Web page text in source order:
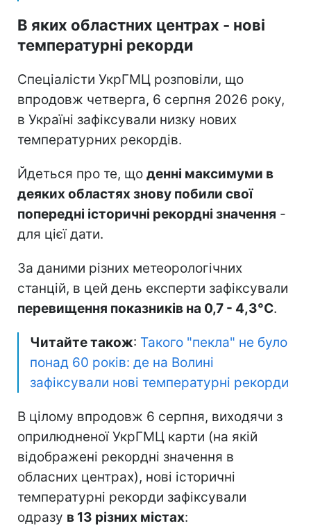
В яких областних центрах - нові
температурні рекорди
Спеціалісти УкрГМЦ розповіли, що
впродовж четверга, 6 серпня 2026 року,
в Україні зафіксували низку нових
температурних рекордів.
Йдеться про те, що денні максимуми в
деяких областях знову побили свої
попередні історичні рекордні значення -
для цієї дати.
За даними різних метеорологічних
станцій, в цей день експерти зафіксували
перевищення показників на 0,7 - 4,3°C.
Читайте також: Такого "пекла" не було
понад 60 років: де на Волині
зафіксували нові температурні рекорди
В цілому впродовж 6 серпня, виходячи з
оприлюдненої УкрГМЦ карти (на якій
відображені рекордні значення в
обласних центрах), нові історичні
температурні рекорди зафіксували
одразу в 13 різних містах: